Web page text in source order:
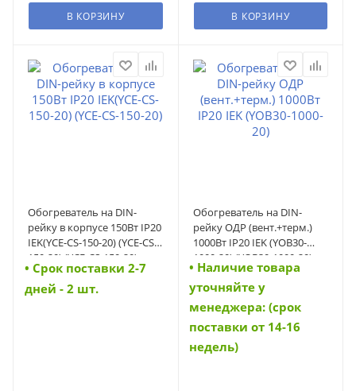
В КОРЗИНУ В КОРЗИНУ
Обогреватель на DIN-
рейку в корпусе 150Вт IP20
IEK(YCE-CS-150-20) (YCE-CS-
150-20) (YCE-CS-150-20)
• Cрок поставки 2-7
дней - 2 шт.
Обогреватель на DIN-
рейку ОДР (вент.+терм.)
1000Вт IP20 IEK (YOB30-
1000-20) (YOB30-1000-20)
• Наличие товара
уточняйте у
менеджера: (срок
поставки от 14-16
недель)